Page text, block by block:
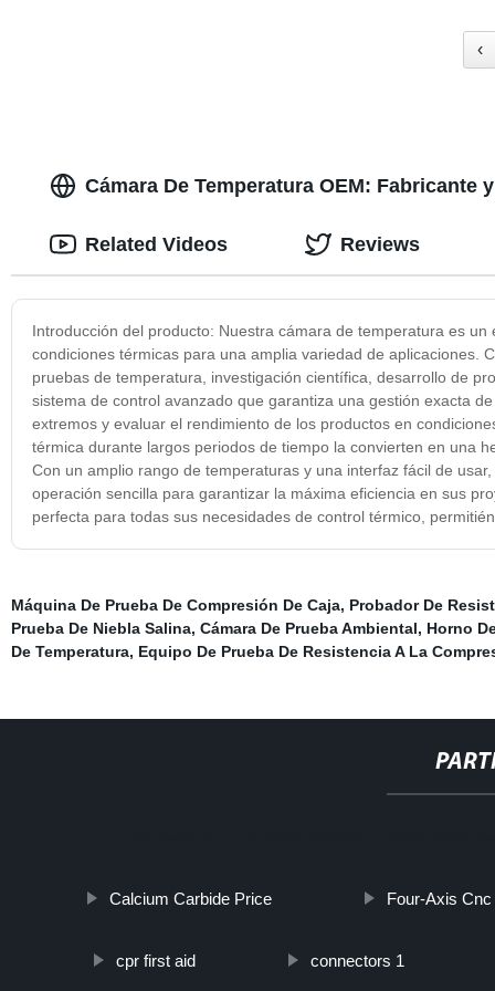
‹
Cámara De Temperatura OEM:
Introducción del producto: Nuestra cámara de temperatura es
condiciones térmicas para una amplia variedad de aplicaciones.
pruebas de temperatura, investigación científica, desarrollo de
sistema de control avanzado que garantiza una gestión exacta
extremos y evaluar el rendimiento de los productos en
térmica durante largos periodos de tiempo la convierten en una
Con un amplio rango de temperaturas y una interfaz fácil de
operación sencilla para garantizar la máxima eficiencia en sus
perfecta para todas sus necesidades de control térmico,
Related Videos Reviews
Máquina De Prueba De Compresión De Caja, Probador De
Prueba De Niebla Salina, Cámara De Prueba Ambiental, Horno
De Temperatura, Equipo De Prueba De Resistencia A La
Calcium Carbide Price Four-Axis
cpr first aid connectors 1